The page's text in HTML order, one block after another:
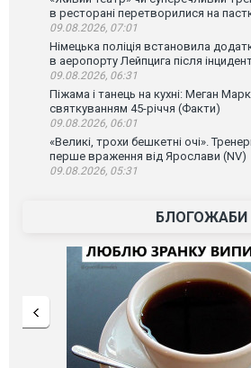
в ресторані перетворилися на
09.08.2026, 07:01
Німецька поліція встановила
в аеропорту Лейпцига після
09.08.2026, 06:31
Піжама і танець на кухні: Меган
святкуванням 45-річчя (Факти)
09.08.2026, 06:01
«Великі, трохи бешкетні очі».
перше враження від Ярослави (NV)
09.08.2026, 05:31
БЛОГОЖАБИ